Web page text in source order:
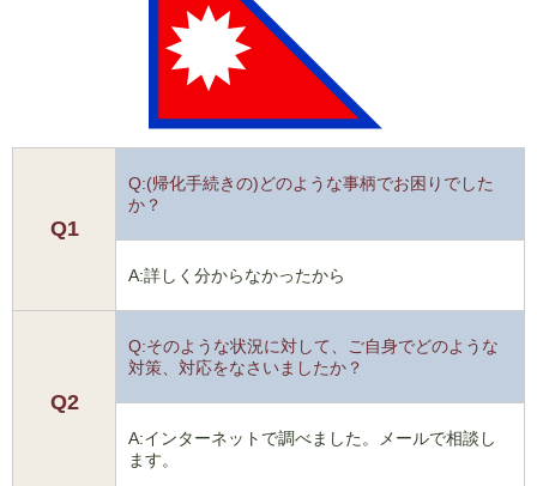
Q1
Q:(帰化手続きの)どのような事柄でお困りでした
か？
A:詳しく分からなかったから
Q2
Q:そのような状況に対して、ご自身でどのような
対策、対応をなさいましたか？
A:インターネットで調べました。メールで相談し
ます。